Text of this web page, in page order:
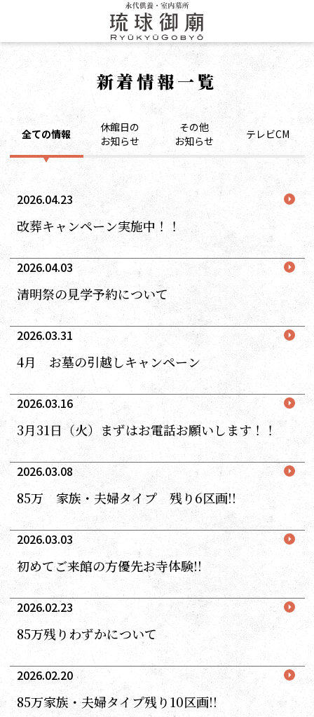
新着情報一覧
全ての情報
休館日の
お知らせ
その他
お知らせ
テレビCM
2026.04.23
改葬キャンペーン実施中！！
2026.04.03
清明祭の見学予約について
2026.03.31
4月 お墓の引越しキャンペーン
2026.03.16
3月31日（火）まずはお電話お願いします！！
2026.03.08
85万 家族・夫婦タイプ 残り6区画!!
2026.03.03
初めてご来館の方優先お寺体験!!
2026.02.23
85万残りわずかについて
2026.02.20
85万家族・夫婦タイプ残り10区画!!